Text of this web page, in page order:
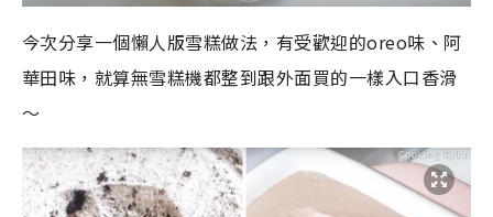
今次分享一個懶人版雪糕做法，有受歡迎的oreo味、阿
華田味，就算無雪糕機都整到跟外面買的一樣入口香滑
～